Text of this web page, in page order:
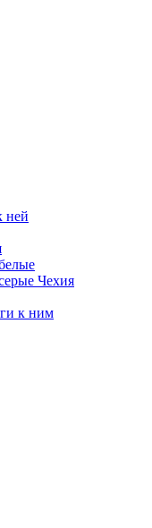
ней
Чехия
к ним